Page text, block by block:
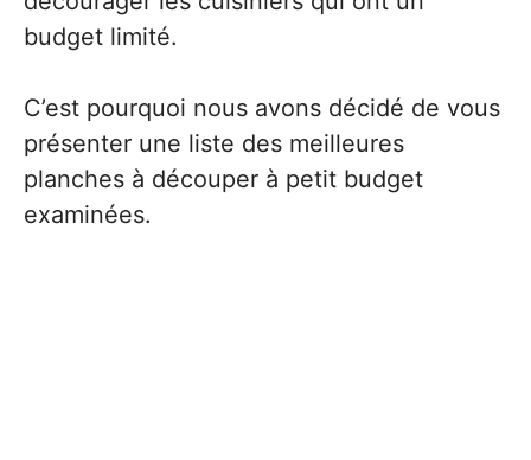
budget limité.
C’est pourquoi nous avons décidé de vous
présenter une liste des meilleures
planches à découper à petit budget
examinées.